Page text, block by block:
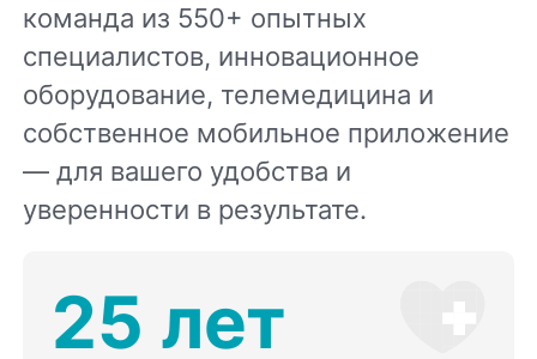
команда из 550+ опытных
специалистов, инновационное
оборудование, телемедицина и
собственное мобильное приложение
— для вашего удобства и
уверенности в результате.
25 лет